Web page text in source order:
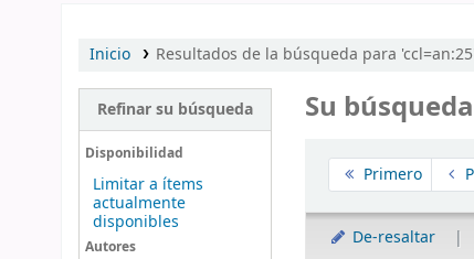
Inicio Resultados de la búsqueda para
Refinar su búsqueda
Disponibilidad
Limitar a ítems
actualmente
disponibles
Autores
Su
Ordenar
Primero
De-resaltar